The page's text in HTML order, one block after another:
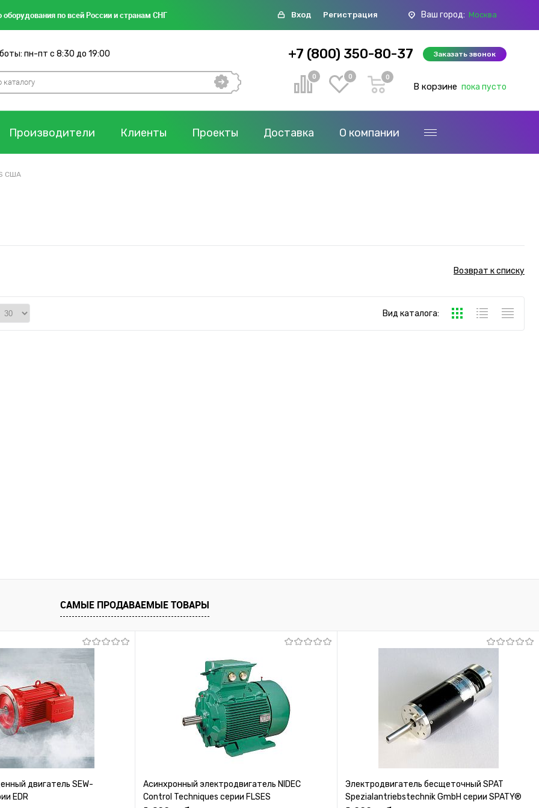
оборудования по всей России и странам СНГ Вход Регистрация Ваш город: Москва
пн-пт с 8:30 до 19:00 +7 (800) 350-80-37 Заказать звонок
0 0 0
В корзине пока пусто
Производители Клиенты Проекты Доставка О компании
США
Возврат к списку
Вид каталога:
САМЫЕ ПРОДАВАЕМЫЕ ТОВАРЫ
двигатель SEW-
EDR
Асинхронный электродвигатель NIDEC
Control Techniques серии FLSES
Электродвигатель бесщеточный SPAT
Spezialantriebstechnik GmbH серии SPATY®